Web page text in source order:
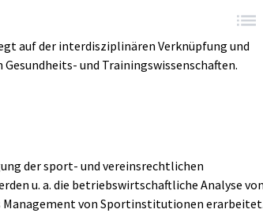
auf der interdisziplinären Verknüpfung und
und Trainingswissenschaften.
der sport- und vereinsrechtlichen
u. a. die betriebswirtschaftliche Analyse
Management von Sportinstitutionen